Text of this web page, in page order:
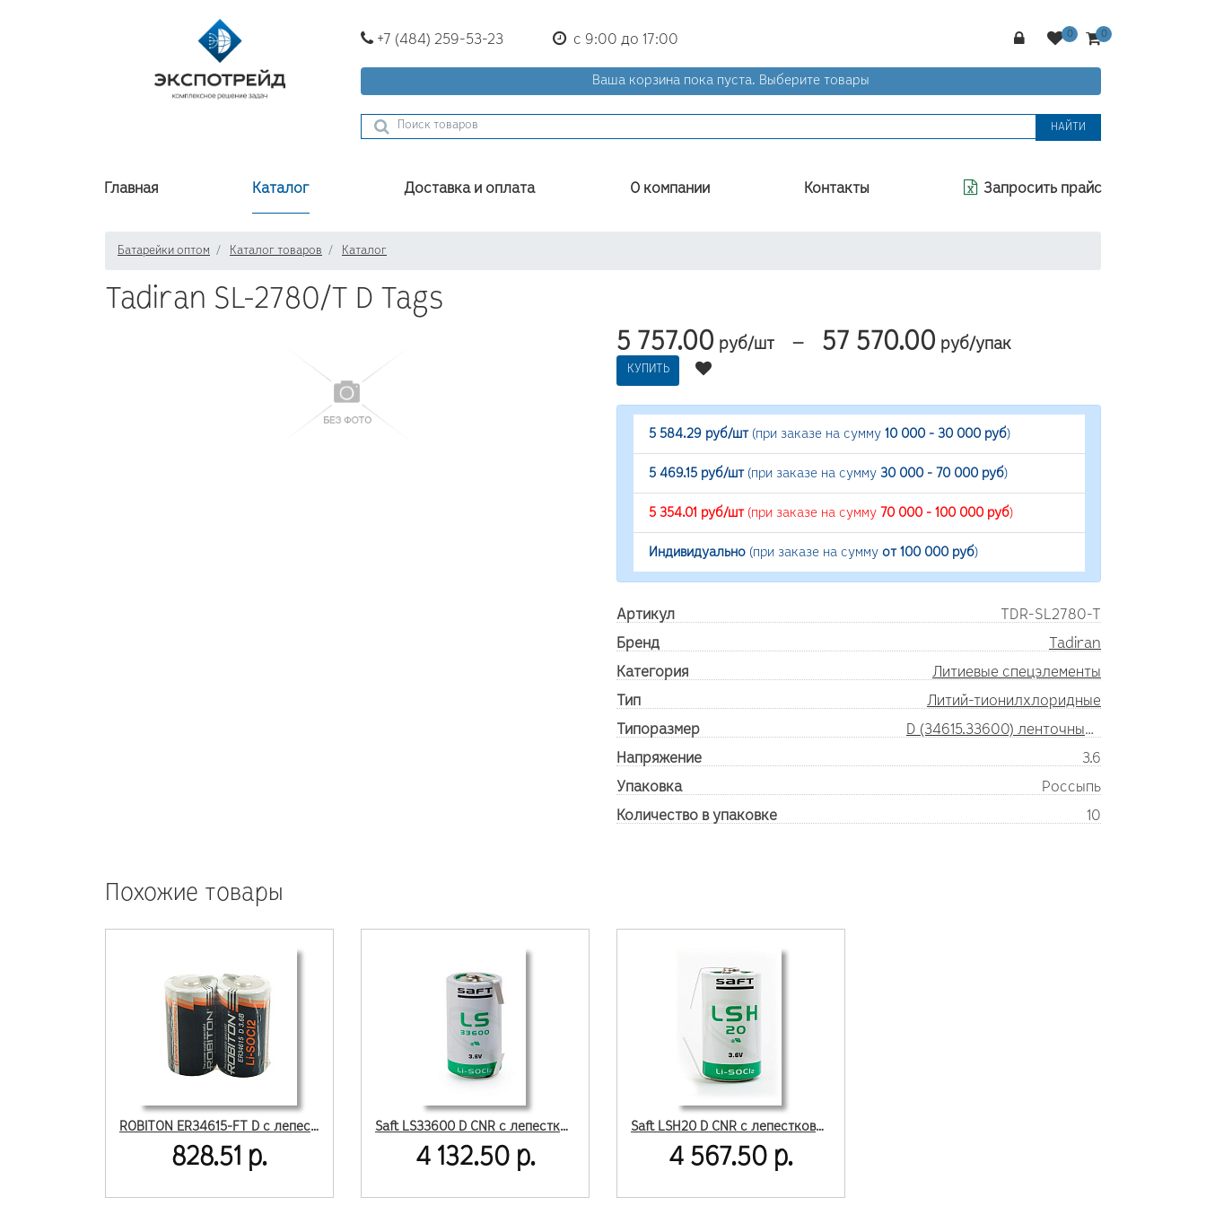
+7 (484) 259-53-23 с 9:00 до 17:00
Ваша корзина пока пуста. Выберите товары
НАЙТИ
Главная Каталог Доставка и оплата О компании Контакты Запросить прайс
Батарейки оптом Каталог товаров Каталог
Tadiran SL-2780/T D Tags
5 757.00 руб/шт — 57 570.00 руб/упак
КУПИТЬ
5 584.29 руб/шт(при заказе на сумму 10 000 - 30 000 руб)
5 469.15 руб/шт(при заказе на сумму 30 000 - 70 000 руб)
5 354.01 руб/шт(при заказе на сумму 70 000 - 100 000 руб)
Индивидуально (при заказе на сумму от 100 000 руб)
Артикул
TDR-SL2780-T
Бренд
Tadiran
Категория
Литиевые спецэлементы
Тип
Литий-тионилхлоридные
Типоразмер
D (34615.33600) ленточные выводы
Напряжение
3.6
Упаковка
Россыпь
Количество в упаковке
10
Похожие товары
ROBITON ER34615-FT D с лепестковыми выводами SR2
828.51 р.
Saft LS33600 D CNR с лепестковыми выводами
4 132.50 р.
Saft LSH20 D CNR с лепестковыми выводами
4 567.50 р.